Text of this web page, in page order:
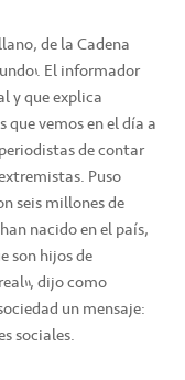
de la Cadena
El informador
y que explica
vemos en el día a
de contar
Puso
seis millones de
nacido en el país,
son hijos de
dijo como
un mensaje:
sociales.